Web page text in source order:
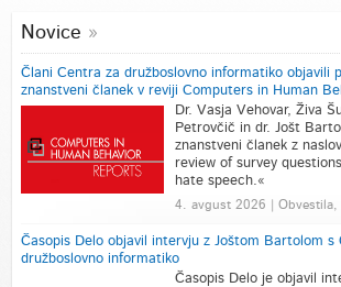
Novice
Člani Centra za družboslovno informatiko objavili
znanstveni članek v reviji Computers in Human
Dr. Vasja Vehovar, Živa
Petrovčič in dr. Jošt
znanstveni članek z
review of survey
hate speech.«
4. avgust 2026 | Obvestila,
Časopis Delo objavil intervju z Joštom Bartolom s
družboslovno informatiko
Časopis Delo je objavil